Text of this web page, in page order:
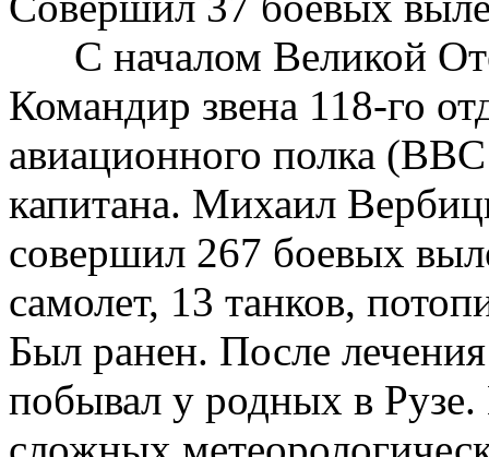
С началом Великой
Командир звена 118-го
авиационного полка
капитана. Михаил
совершил 267 боевых
самолет, 13 танков,
Был ранен. После
побывал у родных в